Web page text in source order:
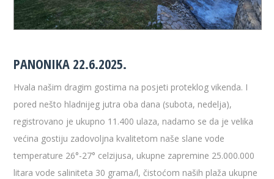
PANONIKA 22.6.2025.
Hvala našim dragim gostima na posjeti proteklog vikenda. I
pored nešto hladnijeg jutra oba dana (subota, nedelja),
registrovano je ukupno 11.400 ulaza, nadamo se da je velika
većina gostiju zadovoljna kvalitetom naše slane vode
temperature 26°-27° celzijusa, ukupne zapremine 25.000.000
litara vode saliniteta 30 grama/l, čistoćom naših plaža ukupne